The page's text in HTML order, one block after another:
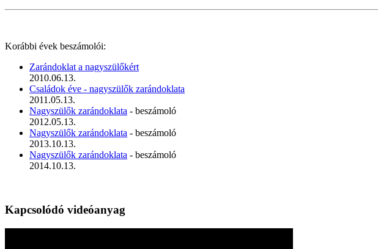
Korábbi évek beszámolói:
Zarándoklat a nagyszülőkért
2010.06.13.
Családok éve - nagyszülők zarándoklata
2011.05.13.
Nagyszülők zarándoklata - beszámoló
2012.05.13.
Nagyszülők zarándoklata - beszámoló
2013.10.13.
Nagyszülők zarándoklata - beszámoló
2014.10.13.
Kapcsolódó videóanyag